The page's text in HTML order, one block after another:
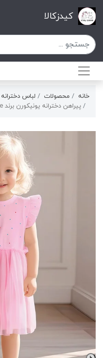
کیدزکالا
خانه محصولات
لباس دخترانه
پیراهن دخترانه یونیکورن برند malwee